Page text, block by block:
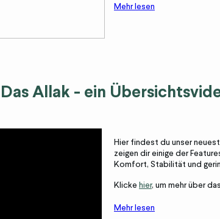
Mehr lesen
DasAllak- ein
Hier findest du unser
zeigen dir einige der
Komfort, Stabilität und
Klicke hier, um mehr über das
Mehr lesen